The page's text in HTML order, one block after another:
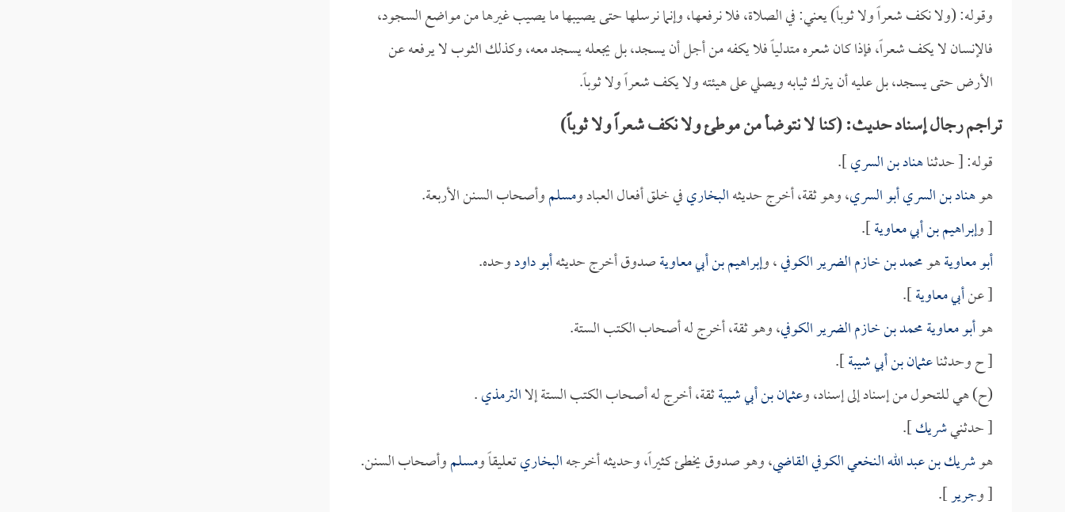
وقوله: (ولا نكف شعراً ولا ثوباً) يعني: في الصلاة، فلا نرفعها، وإنما نرسلها حتى يصيبها ما يصيب غيرها من مواضع السجود،
فالإنسان لا يكف شعراً، فإذا كان شعره متدلياً فلا يكفه من أجل أن يسجد، بل يجعله يسجد معه، وكذلك الثوب لا يرفعه عن
الأرض حتى يسجد، بل عليه أن يترك ثيابه ويصلي على هيئته ولا يكف شعراً ولا ثوباً.
تراجم رجال إسناد حديث: (كنا لا نتوضأ من موطئ ولا نكف شعراً ولا ثوباً)
قوله: [ حدثناهناد بن السري].
هوهناد بن السري أبو السري، وهو ثقة، أخرج حديثهالبخاريفي خلق أفعال العباد ومسلموأصحاب السنن الأربعة.
[ وإبراهيم بن أبي معاوية].
أبو معاويةهومحمد بن خازم الضرير الكوفي، وإبراهيم بن أبي معاويةصدوق أخرج حديثهأبو داودوحده.
[ عنأبي معاوية].
هوأبو معاوية محمد بن خازم الضرير الكوفي، وهو ثقة، أخرج له أصحاب الكتب الستة.
[ ح وحدثناعثمان بن أبي شيبة].
(ح) هي للتحول من إسناد إلى إسناد، وعثمان بن أبي شيبةثقة، أخرج له أصحاب الكتب الستة إلاالترمذي.
[ حدثنيشريك].
هوشريك بن عبد الله النخعي الكوفي القاضي، وهو صدوق يخطئ كثيراً، وحديثه أخرجهالبخاريتعليقاً ومسلموأصحاب السنن.
[ وجرير].